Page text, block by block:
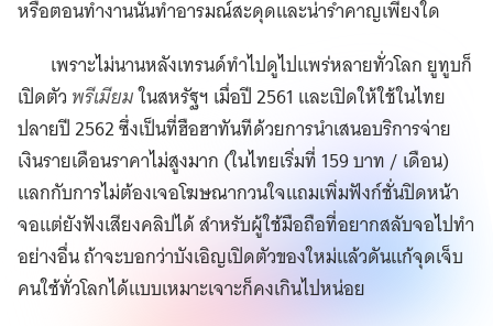
หรือตอนทำงานนั้นทำอารมณ์สะดุดและน่ารำคาญเพียงใด
เพราะไม่นานหลังเทรนด์ทำไปดูไปแพร่หลายทั่วโลก ยูทูบก็
เปิดตัว พรีเมียมในสหรัฐฯ เมื่อปี 2561 และเปิดให้ใช้ในไทย
ปลายปี 2562 ซึ่งเป็นที่ฮือฮาทันทีด้วยการนำเสนอบริการจ่าย
เงินรายเดือนราคาไม่สูงมาก (ในไทยเริ่มที่ 159 บาท / เดือน)
แลกกับการไม่ต้องเจอโฆษณากวนใจแถมเพิ่มฟังก์ชั่นปิดหน้า
จอแต่ยังฟังเสียงคลิปได้ สำหรับผู้ใช้มือถือที่อยากสลับจอไปทำ
อย่างอื่น ถ้าจะบอกว่าบังเอิญเปิดตัวของใหม่แล้วดันแก้จุดเจ็บ
คนใช้ทั่วโลกได้แบบเหมาะเจาะก็คงเกินไปหน่อย